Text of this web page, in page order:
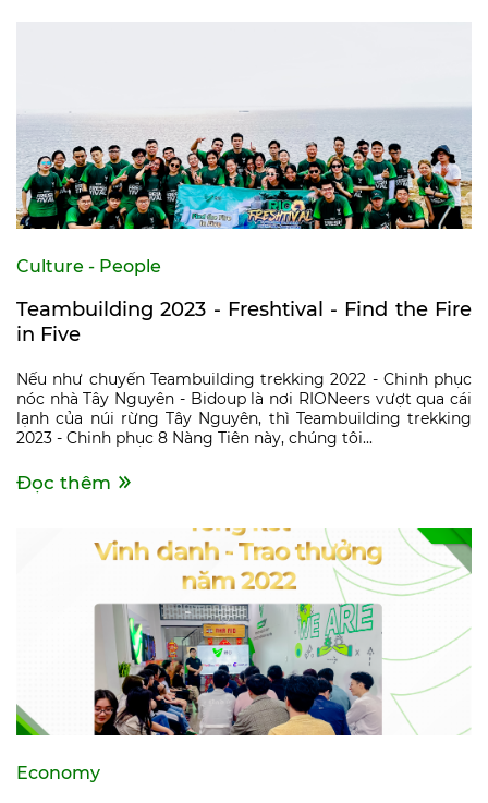
Culture - People
Teambuilding 2023 - Freshtival - Find the Fire
in Five
Nếu như chuyến Teambuilding trekking 2022 - Chinh phục
nóc nhà Tây Nguyên - Bidoup là nơi RIONeers vượt qua cái
lạnh của núi rừng Tây Nguyên, thì Teambuilding trekking
2023 - Chinh phục 8 Nàng Tiên này, chúng tôi...
Đọc thêm
Economy